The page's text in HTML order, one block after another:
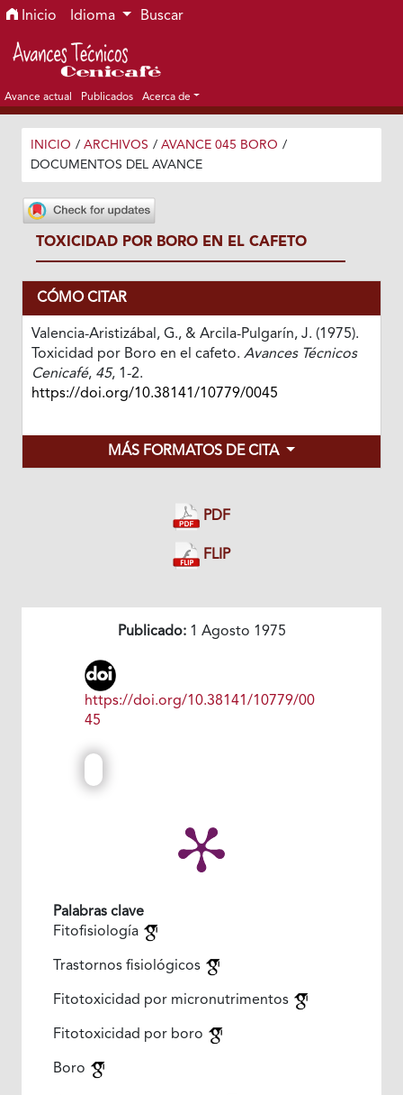
Ir al menú de navegación principal
Ir al contenido principal
Ir al pie de página del sitio
Inicio Idioma Buscar
Avance actual Publicados Acerca de
INICIO / ARCHIVOS / AVANCE 045 BORO /
DOCUMENTOS DEL AVANCE
TOXICIDAD POR BORO EN EL CAFETO
CÓMO CITAR
Valencia-Aristizábal, G., & Arcila-Pulgarín, J. (1975).
Toxicidad por Boro en el cafeto. Avances Técnicos
Cenicafé, 45, 1-2.
https://doi.org/10.38141/10779/0045
MÁS FORMATOS DE CITA
PDF
FLIP
Publicado:1 Agosto 1975
https://doi.org/10.38141/10779/00
45
Palabras clave
Fitofisiología
Trastornos fisiológicos
Fitotoxicidad por micronutrimentos
Fitotoxicidad por boro
Boro